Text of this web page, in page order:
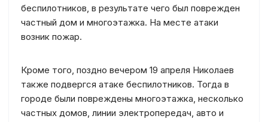
беспилотников, в результате чего был поврежден
частный дом и многоэтажка. На месте атаки
возник пожар.
Кроме того, поздно вечером 19 апреля Николаев
также подвергся атаке беспилотников. Тогда в
городе были повреждены многоэтажка, несколько
частных домов, линии электропередач, авто и